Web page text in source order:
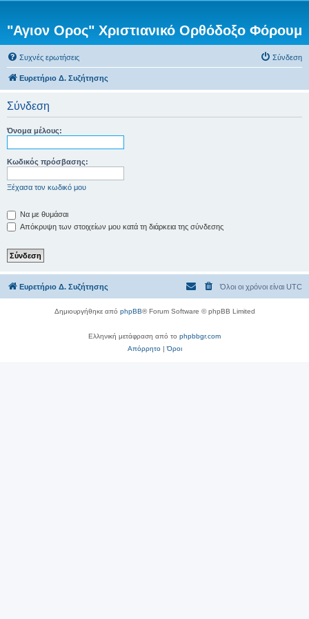
"Αγιον Ορος" Χριστιανικό Ορθόδοξο Φόρουμ
Συχνές ερωτήσεις Σύνδεση
Ευρετήριο Δ. Συζήτησης
Σύνδεση
Όνομα μέλους:
Κωδικός πρόσβασης:
Ξέχασα τον κωδικό μου
Να με θυμάσαι
Απόκρυψη των στοιχείων μου κατά τη διάρκεια της σύνδεσης
Ευρετήριο Δ. Συζήτησης Όλοι οι χρόνοι είναι UTC
Δημιουργήθηκε από phpBB® Forum Software © phpBB Limited
Ελληνική μετάφραση από το phpbbgr.com
Απόρρητο|Όροι